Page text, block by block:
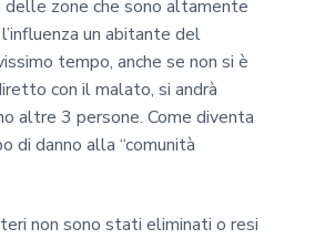
delle zone che sono altamente
un abitante del
tempo, anche se non si è
con il malato, si andrà
altre 3 persone. Come diventa
di danno alla “comunità
non sono stati eliminati o resi